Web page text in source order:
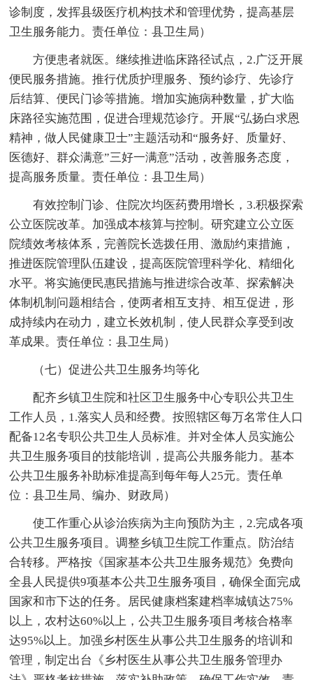
诊制度，发挥县级医疗机构技术和管理优势，提高基层
卫生服务能力。责任单位：县卫生局）
方便患者就医。继续推进临床路径试点，2.广泛开展
便民服务措施。推行优质护理服务、预约诊疗、先诊疗
后结算、便民门诊等措施。增加实施病种数量，扩大临
床路径实施范围，促进合理规范诊疗。开展“弘扬白求恩
精神，做人民健康卫士”主题活动和“服务好、质量好、
医德好、群众满意”三好一满意”活动，改善服务态度，
提高服务质量。责任单位：县卫生局）
有效控制门诊、住院次均医药费用增长，3.积极探索
公立医院改革。加强成本核算与控制。研究建立公立医
院绩效考核体系，完善院长选拨任用、激励约束措施，
推进医院管理队伍建设，提高医院管理科学化、精细化
水平。将实施便民惠民措施与推进综合改革、探索解决
体制机制问题相结合，使两者相互支持、相互促进，形
成持续内在动力，建立长效机制，使人民群众享受到改
革成果。责任单位：县卫生局）
（七）促进公共卫生服务均等化
配齐乡镇卫生院和社区卫生服务中心专职公共卫生
工作人员，1.落实人员和经费。按照辖区每万名常住人口
配备12名专职公共卫生人员标准。并对全体人员实施公
共卫生服务项目的技能培训，提高公共服务能力。基本
公共卫生服务补助标准提高到每年每人25元。责任单
位：县卫生局、编办、财政局）
使工作重心从诊治疾病为主向预防为主，2.完成各项
公共卫生服务项目。调整乡镇卫生院工作重点。防治结
合转移。严格按《国家基本公共卫生服务规范》免费向
全县人民提供9项基本公共卫生服务项目，确保全面完成
国家和市下达的任务。居民健康档案建档率城镇达75%
以上，农村达60%以上，公共卫生服务项目考核合格率
达95%以上。加强乡村医生从事公共卫生服务的培训和
管理，制定出台《乡村医生从事公共卫生服务管理办